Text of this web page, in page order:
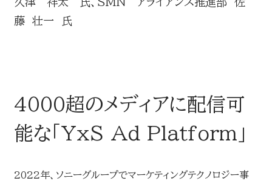
藤 壮一 氏
4000超のメディアに配信可
能な「YxS Ad Platform」
2022年、ソニーグループでマーケティングテクノロジー事